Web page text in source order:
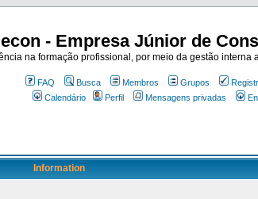
- Empresa Júnior de
na formação profissional, por meio da gestão
FAQ Busca Membros Grupos
Calendário
Perfil Mensagens privadas
Information